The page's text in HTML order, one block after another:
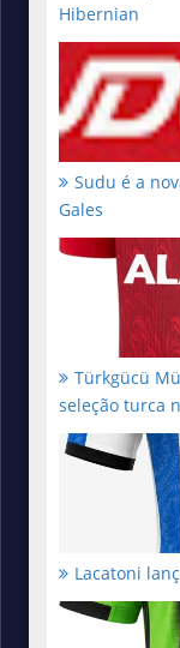
Hibernian
Sudu é a
Gales
Türkgücü
seleção turca
Lacatoni